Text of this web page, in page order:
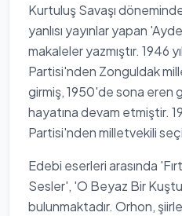
Kurtuluş Savaşı
yanlısı yayınlar yapan
makaleler yazmıştır. 1946
Partisi'nden Zonguldak
girmiş, 1950'de sona eren
hayatına devam etmiştir.
Partisi'nden milletvekili
Edebi eserleri arasında
Sesler', 'O Beyaz Bir
bulunmaktadır. Orhon,